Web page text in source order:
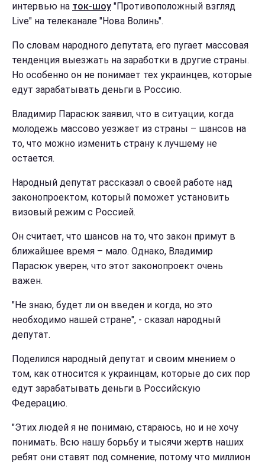
интервью на ток-шоу "Противоположный взгляд
Live" на телеканале "Нова Волинь".
По словам народного депутата, его пугает массовая
тенденция выезжать на заработки в другие страны.
Но особенно он не понимает тех украинцев, которые
едут зарабатывать деньги в Россию.
Владимир Парасюк заявил, что в ситуации, когда
молодежь массово уезжает из страны – шансов на
то, что можно изменить страну к лучшему не
остается.
Народный депутат рассказал о своей работе над
законопроектом, который поможет установить
визовый режим с Россией.
Он считает, что шансов на то, что закон примут в
ближайшее время – мало. Однако, Владимир
Парасюк уверен, что этот законопроект очень
важен.
"Не знаю, будет ли он введен и когда, но это
необходимо нашей стране", - сказал народный
депутат.
Поделился народный депутат и своим мнением о
том, как относится к украинцам, которые до сих пор
едут зарабатывать деньги в Российскую
Федерацию.
"Этих людей я не понимаю, стараюсь, но и не хочу
понимать. Всю нашу борьбу и тысячи жертв наших
ребят они ставят под сомнение, потому что миллион